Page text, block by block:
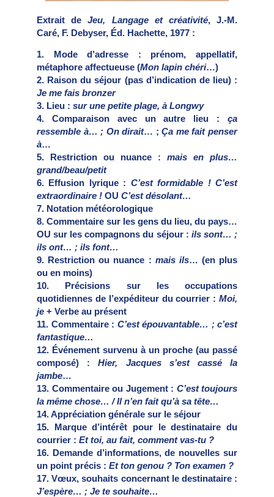
Extrait de Jeu, Langage et créativité, J.-M.
Caré, F. Debyser, Éd. Hachette, 1977 :
1. Mode d’adresse : prénom, appellatif,
métaphore affectueuse (Mon lapin chéri…)
2. Raison du séjour (pas d’indication de lieu) :
Je me fais bronzer
3. Lieu : sur une petite plage, à Longwy
4. Comparaison avec un autre lieu : ça
ressemble à… ; On dirait… ;Ça me fait penser
à…
5. Restriction ou nuance : mais en plus…
grand/beau/petit
6. Effusion lyrique : C’est formidable ! C’est
extraordinaire ! OU C’est désolant…
7. Notation météorologique
8. Commentaire sur les gens du lieu, du pays…
OU sur les compagnons du séjour : ils sont… ;
ils ont… ; ils font…
9. Restriction ou nuance : mais ils… (en plus
ou en moins)
10. Précisions sur les occupations
quotidiennes de l’expéditeur du courrier : Moi,
je + Verbe au présent
11. Commentaire : C’est épouvantable… ; c’est
fantastique…
12. Événement survenu à un proche (au passé
composé) :Hier, Jacques s’est cassé la
jambe…
13. Commentaire ou Jugement : C’est toujours
la même chose… / Il n’en fait qu’à sa tête…
14. Appréciation générale sur le séjour
15. Marque d’intérêt pour le destinataire du
courrier : Et toi, au fait, comment vas-tu ?
16. Demande d’informations, de nouvelles sur
un point précis : Et ton genou ? Ton examen ?
17. Vœux, souhaits concernant le destinataire :
J’espère… ; Je te souhaite…